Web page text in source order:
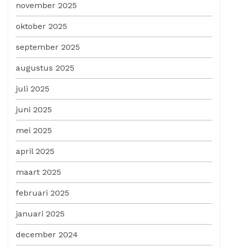
november 2025
oktober 2025
september 2025
augustus 2025
juli 2025
juni 2025
mei 2025
april 2025
maart 2025
februari 2025
januari 2025
december 2024